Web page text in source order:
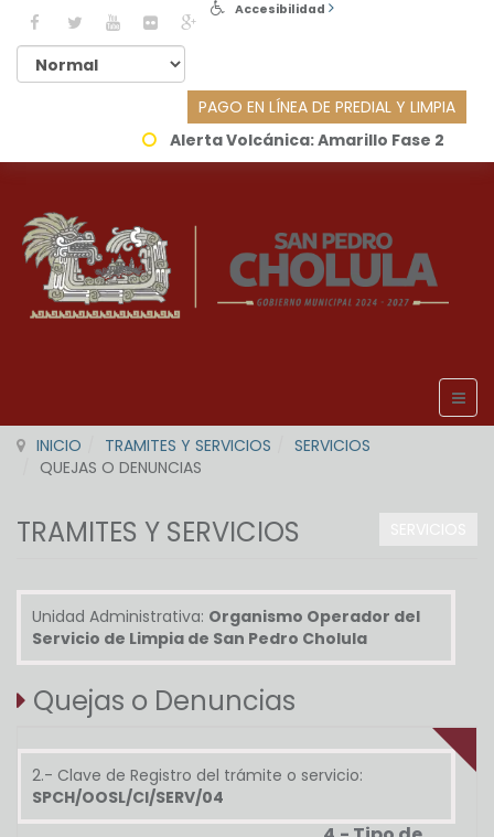
Accesibilidad
PAGO EN LÍNEA DE PREDIAL Y LIMPIA
Alerta Volcánica:Amarillo Fase 2
INICIO TRAMITES Y SERVICIOS
SERVICIOS
QUEJAS O DENUNCIAS
TRAMITES Y SERVICIOS
Unidad Administrativa: Organismo Operador del
Servicio de Limpia de San Pedro Cholula
Quejas o Denuncias
2.- Clave de Registro del trámite o servicio:
SPCH/OOSL/CI/SERV/04